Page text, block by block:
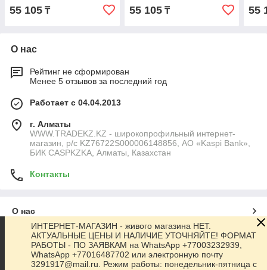
55 105 ₸ 55 105₸ 55
О нас
Рейтинг не сформирован
Менее 5 отзывов за последний год
Работает с 04.04.2013
г. Алматы
WWW.TRADEKZ.KZ - широкопрофильный интернет-
магазин, р/с KZ76722S000006148856, АО «Kaspi Bank»,
БИК CASPKZKA, Алматы, Казахстан
Контакты
О нас
Контакты
ИНТЕРНЕТ-МАГАЗИН - живого магазина НЕТ.
АКТУАЛЬНЫЕ ЦЕНЫ И НАЛИЧИЕ УТОЧНЯЙТЕ! ФОРМАТ
РАБОТЫ - ПО ЗАЯВКАМ на WhatsApp +77003232939,
WhatsApp +77016487702 или электронную почту
3291917@mail.ru. Режим работы: понедельник-пятница с